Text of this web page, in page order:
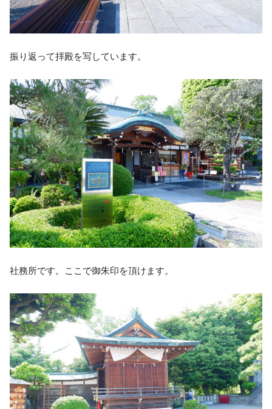
振り返って拝殿を写しています。
社務所です。ここで御朱印を頂けます。